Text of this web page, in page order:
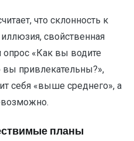
что склонность к
свойственная
опрос «Как вы водите
привлекательны?»,
себя «выше среднего», а
планы